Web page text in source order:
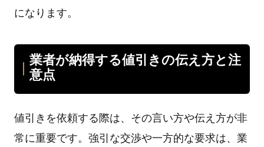
になります。
業者が納得する値引きの伝え方と注
意点
値引きを依頼する際は、その言い方や伝え方が非
常に重要です。強引な交渉や一方的な要求は、業